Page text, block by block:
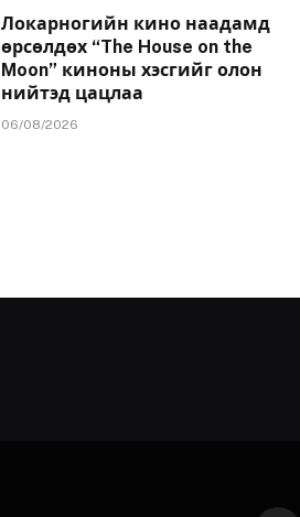
Локарногийн кино наадамд
өрсөлдөх “The House on the
Moon” киноны хэсгийг олон
нийтэд цацлаа
06/08/2026